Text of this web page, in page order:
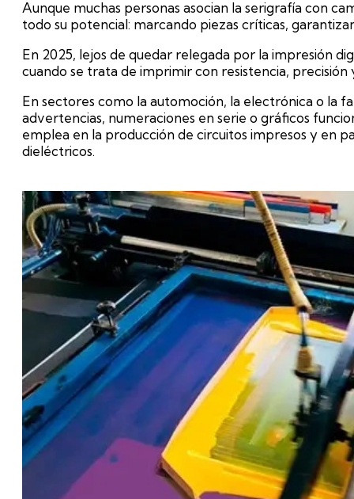
Aunque muchas personas asocian la serigrafía con
todo su potencial: marcando piezas críticas,
En 2025, lejos de quedar relegada por la impresión
cuando se trata de imprimir con resistencia,
En sectores como la automoción, la electrónica o la
advertencias, numeraciones en serie o gráficos
emplea en la producción de circuitos impresos y en
dieléctricos.